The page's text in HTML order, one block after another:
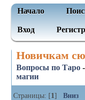
Начало
Вход
Новичкам
Вопросы по Таро
магии
Страницы: [1]Вниз